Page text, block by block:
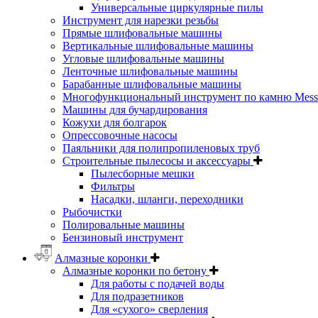
Универсальные циркулярные пилы
Инструмент для нарезки резьбы
Прямые шлифовальные машины
Вертикальные шлифовальные машины
Угловые шлифовальные машины
Ленточные шлифовальные машины
Барабанные шлифовальные машины
Многофункциональный инструмент по камню
Машины для бучардирования
Кожухи для болгарок
Опрессовочные насосы
Паяльники для полипропиленовых труб
Строительные пылесосы и аксессуары
Пылесборные мешки
Фильтры
Насадки, шланги, переходники
Рыбочистки
Полировальные машины
Бензиновый инструмент
Алмазные коронки
Алмазные коронки по бетону
Для работы с подачей воды
Для подразетников
Для «сухого» сверления